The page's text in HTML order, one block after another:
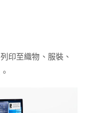
印至織物、服裝、